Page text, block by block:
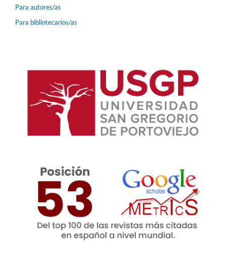
Para autores/as
Para bibliotecarios/as